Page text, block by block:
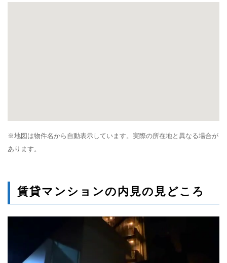
※地図は物件名から自動表示しています。実際の所在地と異なる場合が
あります。
賃貸マンションの内見の見どころ